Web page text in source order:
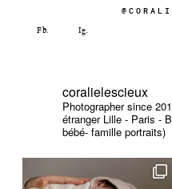
coralielescieux
Photographer since
étranger Lille - Paris -
bébé- famille portraits)